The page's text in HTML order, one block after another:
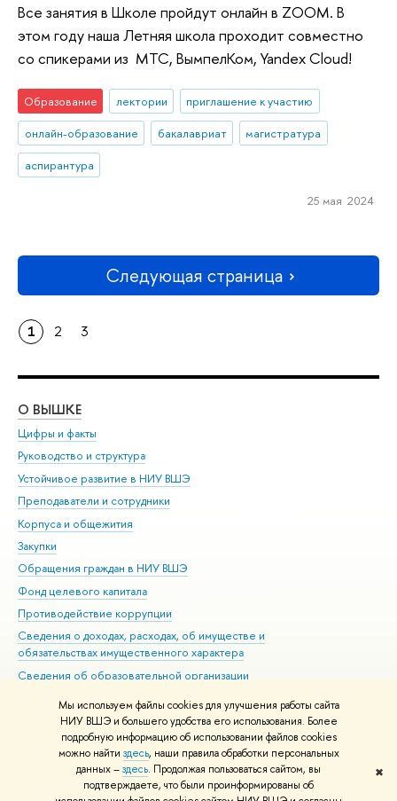
Мы используем файлы cookies для улучшения работы сайта
НИУ ВШЭ и большего удобства его использования. Более
подробную информацию об использовании файлов cookies
можно найти здесь, наши правила обработки персональных
данных –здесь. Продолжая пользоваться сайтом, вы
подтверждаете, что были проинформированы об
✖
Все занятия в Школе пройдут онлайн в ZOOM. В
этом году наша Летняя школа проходит совместно
со спикерами из МТС, ВымпелКом, Yandex Cloud!
Образование лектории
приглашение к участию
онлайн-образование
бакалавриат
магистратура
аспирантура
25 мая 2024
Следующая страница
1 2 3
О ВЫШКЕ
Цифры и факты
Руководство и структура
Устойчивое развитие в НИУ ВШЭ
Преподаватели и сотрудники
Корпуса и общежития
Закупки
Обращения граждан в НИУ ВШЭ
Фонд целевого капитала
Противодействие коррупции
Сведения о доходах, расходах, об имуществе и
обязательствах имущественного характера
Сведения об образовательной организации
Людям с ограниченными возможностями здоровья
Единая платежная страница
Работа в Вышке